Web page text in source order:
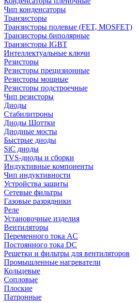
Чип конденсаторы
Транзисторы
Транзисторы полевые (FET, MOSFET)
Транзисторы биполярные
Транзисторы IGBT
Интеллектуальные ключи
Резисторы
Резисторы прецизионные
Резисторы мощные
Резисторы подстроечные
Чип резисторы
Диоды
Стабилитроны
Диоды Шоттки
Диодные мосты
Быстрые диоды
SiC диоды
TVS-диоды и сборки
Индуктивные компоненты
Чип индуктивности
Устройства защиты
Сетевые фильтры
Газовые разрядники
Реле
Установочные изделия
Вентиляторы
Переменного тока AC
Постоянного тока DC
Решетки и фильтры для вентиляторов
Промышленные нагреватели
Кольцевые
Сопловые
Плоские
Патронные